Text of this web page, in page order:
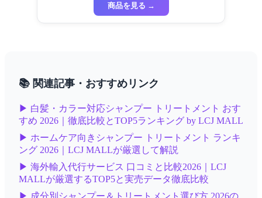
商品を見る →
📚 関連記事・おすすめリンク
▶ 白髪・カラー対応シャンプー トリートメント おす
すめ 2026｜徹底比較とTOP5ランキング by LCJ MALL
▶ ホームケア向きシャンプー トリートメント ランキ
ング 2026｜LCJ MALLが厳選して解説
▶ 海外輸入代行サービス 口コミと比較2026｜LCJ
MALLが厳選するTOP5と実売データ徹底比較
▶ 成分別シャンプー＆トリートメント選び方 2026の